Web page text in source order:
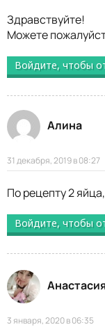
Здравствуйте!
Можете
Войдите, чтобы
Алина
31 декабря, 2019 в 08:27
По рецепту 2
Войдите, чтобы
3 января, 2020 в 06:35